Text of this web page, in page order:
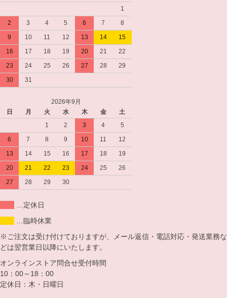
1
2
3 4 5 6 7
8
9
10 11 12 13 14
15
16
17 18 19 20 21
22
23
24 25 26 27 28
29
30
31
2026年9月
日
月 火 水 木 金
土
1
2 3 4
5
6
7 8 9 10 11
12
13
14 15 16 17 18
19
20
21 22 23 24 25
26
27
28 29 30
…定休日
…臨時休業
※ご注文は受け付けておりますが、メール返信・電話対応・発送業務な
どは翌営業日以降にいたします。
オンラインストア問合せ受付時間
10：00～18：00
定休日：木・日曜日